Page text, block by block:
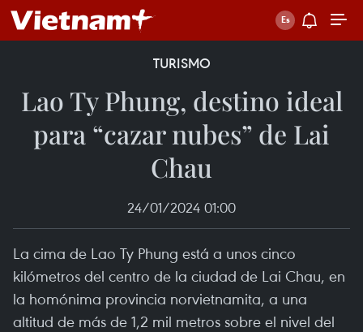
TURISMO
Lao Ty Phung, destino ideal
para “cazar nubes” de Lai
Chau
24/01/2024 01:00
La cima de Lao Ty Phung está a unos cinco
kilómetros del centro de la ciudad de Lai Chau, en
la homónima provincia norvietnamita, a una
altitud de más de 1,2 mil metros sobre el nivel del